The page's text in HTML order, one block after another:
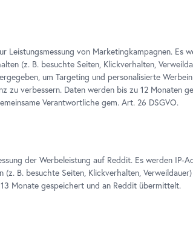
Leistungsmessung von Marketingkampagnen. Es
(z. B. besuchte Seiten, Klickverhalten,
um Targeting und personalisierte
zu verbessern. Daten werden bis zu 12 Monaten
Verantwortliche gem. Art. 26 DSGVO.
der Werbeleistung auf Reddit. Es werden IP-
(z. B. besuchte Seiten, Klickverhalten,
Monate gespeichert und an Reddit übermittelt.